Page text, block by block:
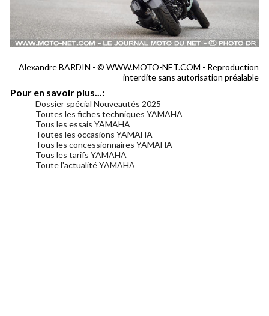
Alexandre BARDIN - © WWW.MOTO-NET.COM - Reproduction
interdite sans autorisation préalable
Pour en savoir plus...:
Dossier spécial Nouveautés 2025
Toutes les fiches techniques YAMAHA
Tous les essais YAMAHA
Toutes les occasions YAMAHA
Tous les concessionnaires YAMAHA
Tous les tarifs YAMAHA
Toute l'actualité YAMAHA